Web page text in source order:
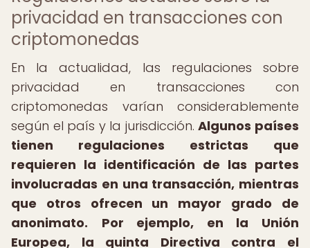
privacidad en transacciones con
criptomonedas
En la actualidad, las regulaciones sobre
privacidad en transacciones con
criptomonedas varían considerablemente
según el país y la jurisdicción.Algunos países
tienen regulaciones estrictas que
requieren la identificación de las partes
involucradas en una transacción, mientras
que otros ofrecen un mayor grado de
anonimato.
Por ejemplo, en la Unión
Europea, la quinta Directiva contra el